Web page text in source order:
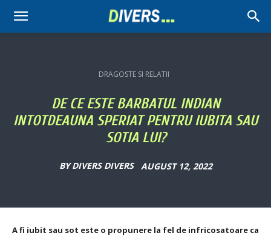
Divers
DRAGOSTE SI RELATII
DE CE ESTE BARBATUL INDIAN
INTOTDEAUNA SPERIAT PENTRU IUBITA SAU
SOTIA LUI?
BY DIVERS DIVERS AUGUST 12, 2022
A fi iubit sau sot este o propunere la fel de infricosatoare ca